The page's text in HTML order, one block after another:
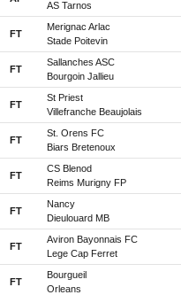
AS Tarnos
FT
Merignac Arlac
Stade Poitevin
FT
Sallanches ASC
Bourgoin Jallieu
FT
St Priest
Villefranche Beaujolais
FT
St. Orens FC
Biars Bretenoux
FT
CS Blenod
Reims Murigny FP
FT
Nancy
Dieulouard MB
FT
Aviron Bayonnais FC
Lege Cap Ferret
FT
Bourgueil
Orleans